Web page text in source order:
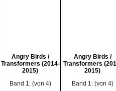
Angry Birds /
Transformers (2014-
2015)
Band 1: (von 4)
Angry Birds /
Transformers
2015)
Band 1: (von 4)